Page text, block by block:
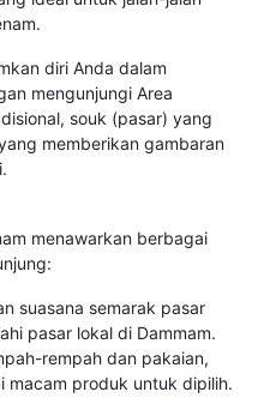
diri Anda dalam
mengunjungi Area
souk (pasar) yang
memberikan gambaran
menawarkan berbagai
suasana semarak pasar
pasar lokal di Dammam.
rempah dan pakaian,
macam produk untuk dipilih.